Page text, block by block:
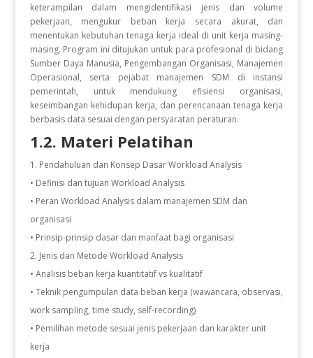
keterampilan dalam mengidentifikasi jenis dan volume
pekerjaan, mengukur beban kerja secara akurat, dan
menentukan kebutuhan tenaga kerja ideal di unit kerja masing-
masing. Program ini ditujukan untuk para profesional di bidang
Sumber Daya Manusia, Pengembangan Organisasi, Manajemen
Operasional, serta pejabat manajemen SDM di instansi
pemerintah, untuk mendukung efisiensi organisasi,
keseimbangan kehidupan kerja, dan perencanaan tenaga kerja
berbasis data sesuai dengan persyaratan peraturan.
1.2. Materi Pelatihan
Pendahuluan dan Konsep Dasar Workload Analysis
• Definisi dan tujuan Workload Analysis
• Peran Workload Analysis dalam manajemen SDM dan
organisasi
• Prinsip-prinsip dasar dan manfaat bagi organisasi
Jenis dan Metode Workload Analysis
• Analisis beban kerja kuantitatif vs kualitatif
• Teknik pengumpulan data beban kerja (wawancara, observasi,
work sampling, time study, self-recording)
• Pemilihan metode sesuai jenis pekerjaan dan karakter unit
kerja